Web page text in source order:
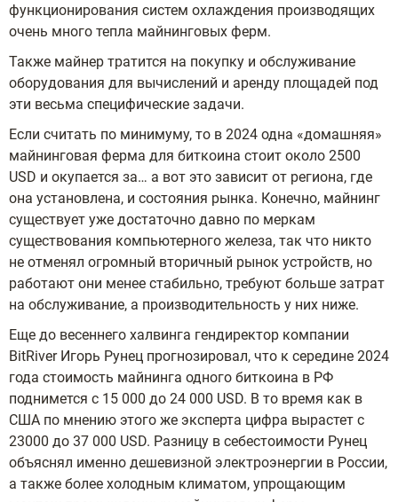
функционирования систем охлаждения производящих
очень много тепла майнинговых ферм.
Также майнер тратится на покупку и обслуживание
оборудования для вычислений и аренду площадей под
эти весьма специфические задачи.
Если считать по минимуму, то в 2024 одна «домашняя»
майнинговая ферма для биткоина стоит около 2500
USD и окупается за… а вот это зависит от региона, где
она установлена, и состояния рынка. Конечно, майнинг
существует уже достаточно давно по меркам
существования компьютерного железа, так что никто
не отменял огромный вторичный рынок устройств, но
работают они менее стабильно, требуют больше затрат
на обслуживание, а производительность у них ниже.
Еще до весеннего халвинга гендиректор компании
BitRiver Игорь Рунец прогнозировал, что к середине 2024
года стоимость майнинга одного биткоина в РФ
поднимется с 15 000 до 24 000 USD. В то время как в
США по мнению этого же эксперта цифра вырастет с
23000 до 37 000 USD. Разницу в себестоимости Рунец
объяснял именно дешевизной электроэнергии в России,
а также более холодным климатом, упрощающим